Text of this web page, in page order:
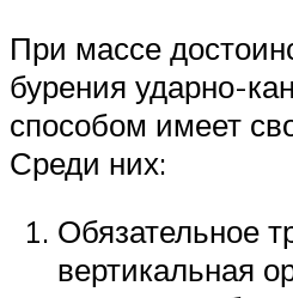
При массе
бурения ударно-
способом имеет
Среди них:
Обязательное
вертикальная